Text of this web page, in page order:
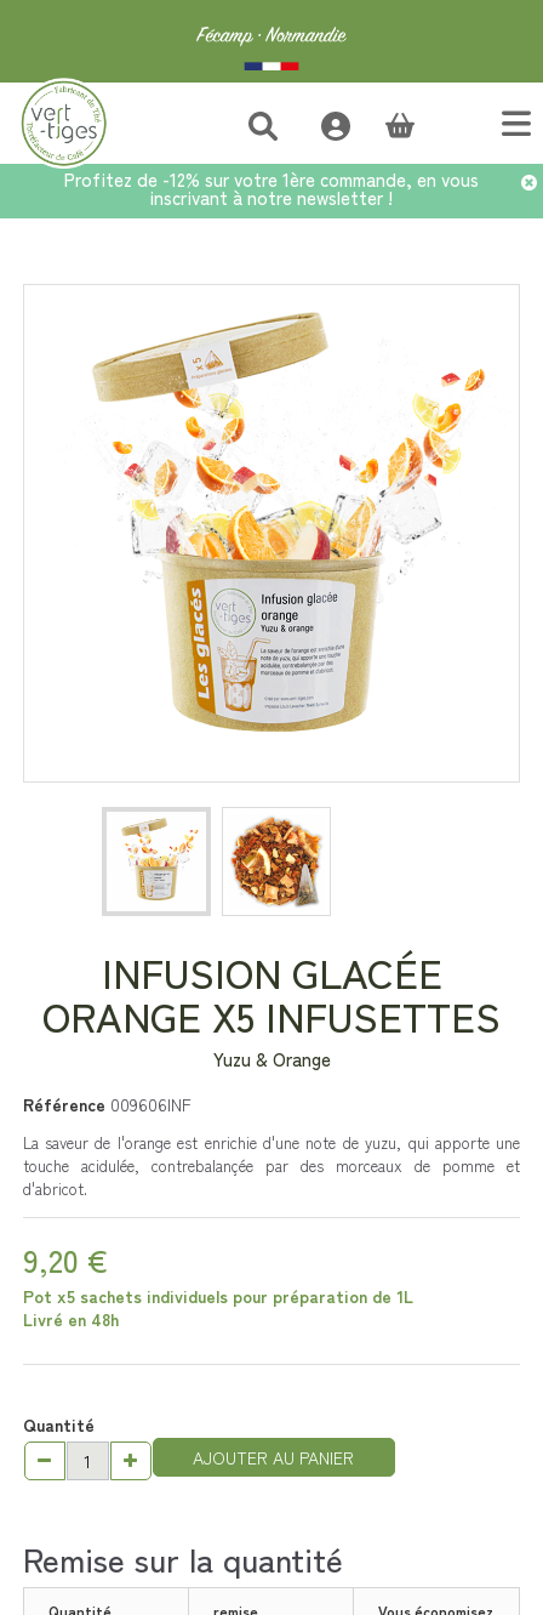
Profitez de -12% sur votre 1ère commande, en vous
inscrivant à notre newsletter !
> Les glacés > Infusion Glacée Orange x5 Infusettes
INFUSION GLACÉE
ORANGE X5 INFUSETTES
Yuzu & Orange
Référence 009606INF
La saveur de l'orange est enrichie d'une note de yuzu, qui apporte une
touche acidulée, contrebalançée par des morceaux de pomme et
d'abricot.
9,20 €
Pot x5 sachets individuels pour préparation de 1L
Livré en 48h
Quantité
AJOUTER AU PANIER
Remise sur la quantité
Quantité remise Vous économisez